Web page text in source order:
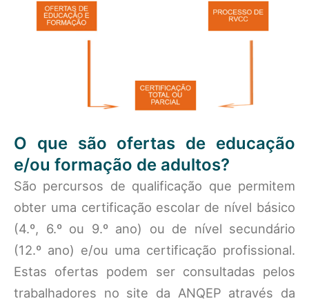
O que são ofertas de educação
e/ou formação de adultos?
São percursos de qualificação que permitem
obter uma certificação escolar de nível básico
(4.º, 6.º ou 9.º ano) ou de nível secundário
(12.º ano) e/ou uma certificação profissional.
Estas ofertas podem ser consultadas pelos
trabalhadores no site da ANQEP através da